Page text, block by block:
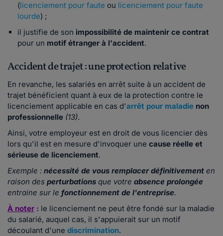
(licenciement pour faute ou licenciement pour faute
lourde) ;
il justifie de son impossibilité de maintenir ce contrat
pour un motif étranger à l'accident.
Accident de trajet : une protection relative
En revanche, les salariés en arrêt suite à un accident de
trajet bénéficient quant à eux de la protection contre le
licenciement applicable en cas d'arrêt pour maladie non
professionnelle (13).
Ainsi, votre employeur est en droit de vous licencier dès
lors qu'il est en mesure d'invoquer une cause réelle et
sérieuse de licenciement.
Exemple : nécessité de vous remplacer définitivement en
raison des perturbations que votre absence prolongée
entraine sur le fonctionnement de l'entreprise.
À noter : le licenciement ne peut être fondé sur la maladie
du salarié, auquel cas, il s'appuierait sur un motif
découlant d'une discrimination.